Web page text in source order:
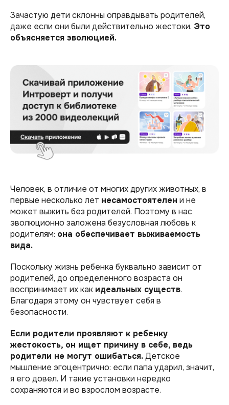
Зачастую дети склонны оправдывать родителей,
даже если они были действительно жестоки. Это
объясняется эволюцией.
Человек, в отличие от многих других животных, в
первые несколько лет несамостоятелен и не
может выжить без родителей. Поэтому в нас
эволюционно заложена безусловная любовь к
родителям: она обеспечивает выживаемость
вида.
Поскольку жизнь ребенка буквально зависит от
родителей, до определенного возраста он
воспринимает их как идеальных существ.
Благодаря этому он чувствует себя в
безопасности.
Если родители проявляют к ребенку
жестокость, он ищет причину в себе, ведь
родители не могут ошибаться.Детское
мышление эгоцентрично: если папа ударил, значит,
я его довел. И такие установки нередко
сохраняются и во взрослом возрасте.